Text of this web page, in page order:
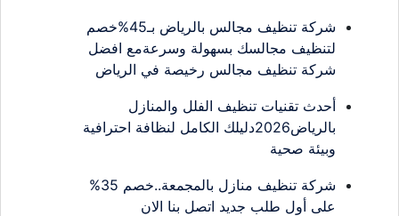
شركة تنظيف مجالس بالرياض بـ45%خصم
لتنظيف مجالسك بسهولة وسرعةمع افضل
شركة تنظيف مجالس رخيصة في الرياض
أحدث تقنيات تنظيف الفلل والمنازل
بالرياض2026دليلك الكامل لنظافة احترافية
وبيئة صحية
شركة تنظيف منازل بالمجمعة..خصم 35%
على أول طلب جديد اتصل بنا الان